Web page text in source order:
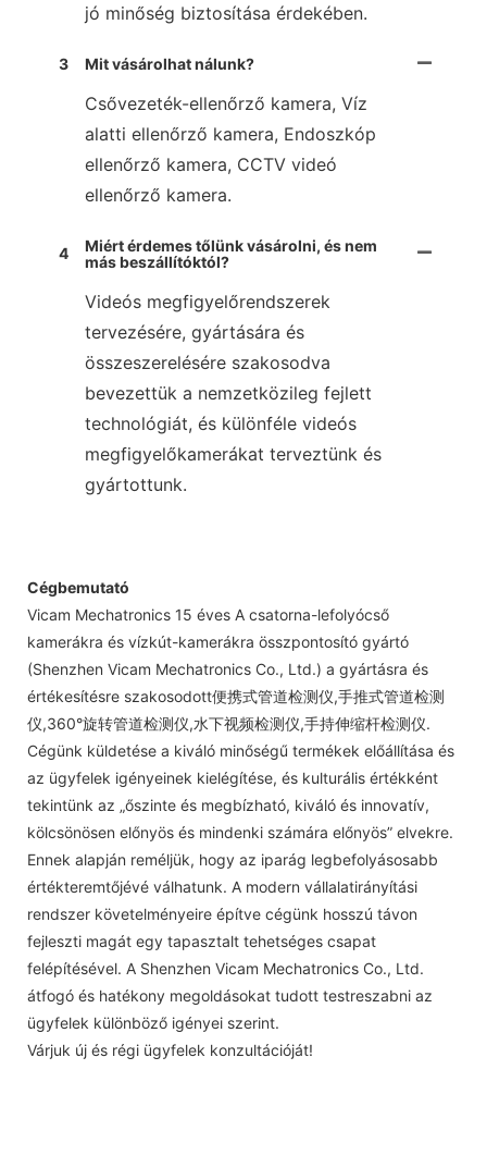
jó minőség biztosítása érdekében.
3 Mit vásárolhat nálunk?
Csővezeték-ellenőrző kamera, Víz
alatti ellenőrző kamera, Endoszkóp
ellenőrző kamera, CCTV videó
ellenőrző kamera.
4
Miért érdemes tőlünk vásárolni, és nem
más beszállítóktól?
Videós megfigyelőrendszerek
tervezésére, gyártására és
összeszerelésére szakosodva
bevezettük a nemzetközileg fejlett
technológiát, és különféle videós
megfigyelőkamerákat terveztünk és
gyártottunk.
Cégbemutató
Vicam Mechatronics 15 éves A csatorna-lefolyócső
kamerákra és vízkút-kamerákra összpontosító gyártó
(Shenzhen Vicam Mechatronics Co., Ltd.) a gyártásra és
értékesítésre szakosodott便携式管道检测仪,手推式管道检测
仪,360°旋转管道检测仪,水下视频检测仪,手持伸缩杆检测仪.
Cégünk küldetése a kiváló minőségű termékek előállítása és
az ügyfelek igényeinek kielégítése, és kulturális értékként
tekintünk az „őszinte és megbízható, kiváló és innovatív,
kölcsönösen előnyös és mindenki számára előnyös” elvekre.
Ennek alapján reméljük, hogy az iparág legbefolyásosabb
értékteremtőjévé válhatunk. A modern vállalatirányítási
rendszer követelményeire építve cégünk hosszú távon
fejleszti magát egy tapasztalt tehetséges csapat
felépítésével. A Shenzhen Vicam Mechatronics Co., Ltd.
átfogó és hatékony megoldásokat tudott testreszabni az
ügyfelek különböző igényei szerint.
Várjuk új és régi ügyfelek konzultációját!